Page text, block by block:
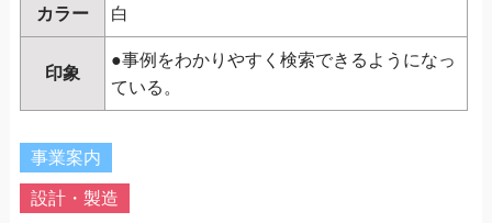
カラー 白
印象
●事例をわかりやすく検索できるようになっ
ている。
事業案内
設計・製造